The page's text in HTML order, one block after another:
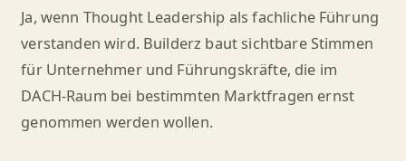
Ja, wenn Thought Leadership als fachliche Führung
verstanden wird. Builderz baut sichtbare Stimmen
für Unternehmer und Führungskräfte, die im
DACH-Raum bei bestimmten Marktfragen ernst
genommen werden wollen.